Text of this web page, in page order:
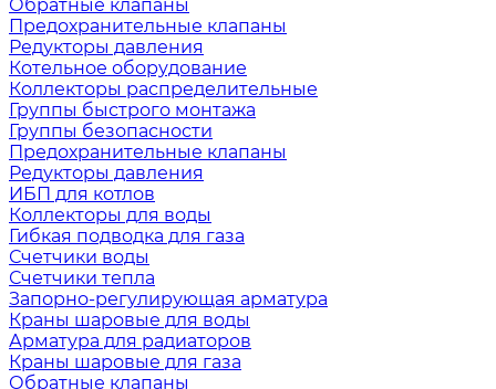
Обратные клапаны
Предохранительные клапаны
Редукторы давления
Котельное оборудование
Коллекторы распределительные
Группы быстрого монтажа
Группы безопасности
Предохранительные клапаны
Редукторы давления
ИБП для котлов
Коллекторы для воды
Гибкая подводка для газа
Счетчики воды
Счетчики тепла
Запорно-регулирующая арматура
Краны шаровые для воды
Арматура для радиаторов
Краны шаровые для газа
Обратные клапаны